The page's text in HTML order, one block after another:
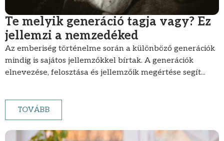
Te melyik generáció tagja vagy? Ez
jellemzi a nemzedéked
Az emberiség történelme során a különböző generációk
mindig is sajátos jellemzőkkel bírtak. A generációk
elnevezése, felosztása és jellemzőik megértése segít...
TOVÁBB